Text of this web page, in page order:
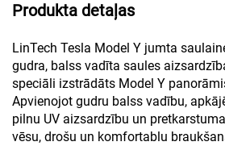
Produkta detaļas
LinTech Tesla Model Y jumta
gudra, balss vadīta saules
speciāli izstrādāts Model Y
Apvienojot gudru balss vadību,
pilnu UV aizsardzību un
vēsu, drošu un komfortablu